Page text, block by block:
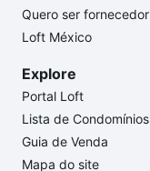
Quero ser fornecedor
Loft México
Explore
Portal Loft
Lista de Condomínios
Guia de Venda
Mapa do site